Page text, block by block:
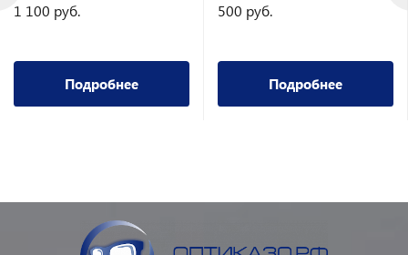
1 100 руб.
Подробнее
500 руб.
Подробнее